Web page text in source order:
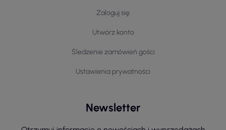
Zaloguj się
Utwórz konto
Śledzenie zamówień gości
Ustawienia prywatności
Newsletter